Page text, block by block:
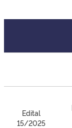
Edital
15/2025